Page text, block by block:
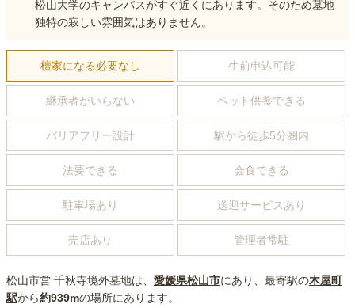
松山大学のキャンパスがすぐ近くにあります。そのため墓地
独特の寂しい雰囲気はありません。
檀家になる必要なし 生前申込可能
継承者がいらない ペット供養できる
バリアフリー設計 駅から徒歩5分圏内
法要できる 会食できる
駐車場あり 送迎サービスあり
売店あり 管理者常駐
松山市営 千秋寺境外墓地は、 愛媛県松山市にあり 、最寄駅の木屋町
駅から約939mの場所にあり ます。